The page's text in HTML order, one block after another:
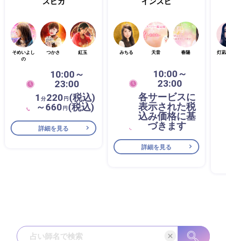
そめいよし
の
つかさ 紅玉
10:00～
23:00
1 分220 円(税込)
～660 円(税込)
詳細を見る
みちる 天音 春陽
10:00～
23:00
各サービスに
表示された税
込み価格に基
づきます
詳細を見る
灯